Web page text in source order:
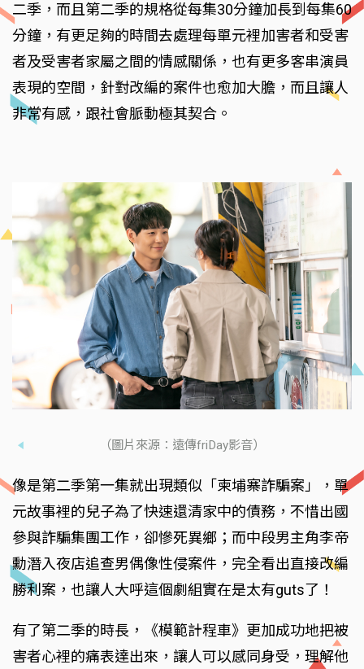
二季，而且第二季的規格從每集30分鐘加長到每集60
分鐘，有更足夠的時間去處理每單元裡加害者和受害
者及受害者家屬之間的情感關係，也有更多客串演員
表現的空間，針對改編的案件也愈加大膽，而且讓人
非常有感，跟社會脈動極其契合。
（圖片來源：遠傳friDay影音）
像是第二季第一集就出現類似「柬埔寨詐騙案」，單
元故事裡的兒子為了快速還清家中的債務，不惜出國
參與詐騙集團工作，卻慘死異鄉；而中段男主角李帝
勳潛入夜店追查男偶像性侵案件，完全看出直接改編
勝利案，也讓人大呼這個劇組實在是太有guts了！
有了第二季的時長，《模範計程車》更加成功地把被
害者心裡的痛表達出來，讓人可以感同身受，理解他